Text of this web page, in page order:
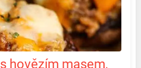
hovězím masem,